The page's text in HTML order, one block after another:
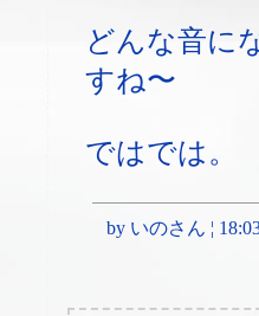
どんな音に
すね〜
ではでは。
by いのさん ¦